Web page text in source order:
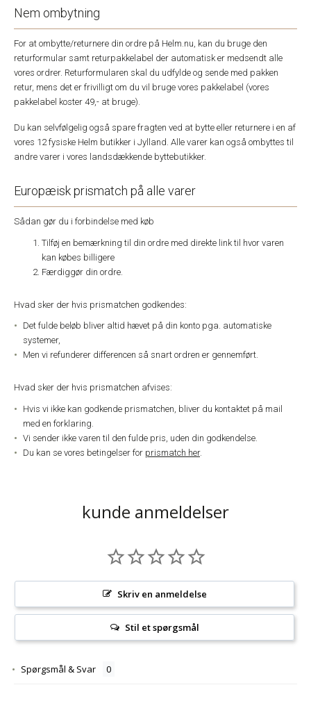
Nem ombytning
For at ombytte/returnere din ordre på Helm.nu, kan du bruge den
returformular samt returpakkelabel der automatisk er medsendt alle
vores ordrer. Returformularen skal du udfylde og sende med pakken
retur, mens det er frivilligt om du vil bruge vores pakkelabel (vores
pakkelabel koster 49,- at bruge).
Du kan selvfølgelig også spare fragten ved at bytte eller returnere i en af
vores 12 fysiske Helm butikker i Jylland. Alle varer kan også ombyttes til
andre varer i vores landsdækkende byttebutikker.
Europæisk prismatch på alle varer
Sådan gør du i forbindelse med køb
Tilføj en bemærkning til din ordre med direkte link til hvor varen
kan købes billigere
Færdiggør din ordre.
Hvad sker der hvis prismatchen godkendes:
Det fulde beløb bliver altid hævet på din konto pga. automatiske
systemer,
Men vi refunderer differencen så snart ordren er gennemført.
Hvad sker der hvis prismatchen afvises:
Hvis vi ikke kan godkende prismatchen, bliver du kontaktet på mail
med en forklaring.
Vi sender ikke varen til den fulde pris, uden din godkendelse.
Du kan se vores betingelser for prismatch her.
kunde anmeldelser
Skriv en anmeldelse
Stil et spørgsmål
Spørgsmål & Svar